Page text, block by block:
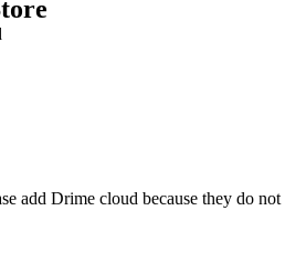
add Drime cloud because they do not